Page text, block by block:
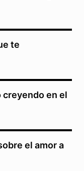
te
creyendo en el
el amor a